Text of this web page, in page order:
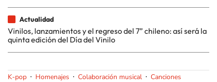
Actualidad
Vinilos, lanzamientos y el regreso del 7” chileno: así será la
quinta edición del Día del Vinilo
K-pop Homenajes Colaboración musical Canciones